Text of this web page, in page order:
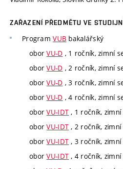
ZAŘAZENÍ PŘEDMĚTU VE
ProgramVUB bakalářský
oborVU-D , 1 ročník, zimní
oborVU-D , 2 ročník, zimní
oborVU-D , 3 ročník, zimní
oborVU-D , 4 ročník, zimní
oborVU-IDT , 1 ročník,
oborVU-IDT , 2 ročník,
oborVU-IDT , 3 ročník,
oborVU-IDT , 4 ročník,